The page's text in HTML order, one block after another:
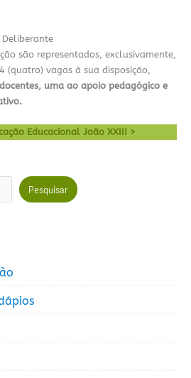
Deliberante
são representados, exclusivamente,
(quatro) vagas à sua disposição,
uma ao apoio pedagógico e
Educacional João XXIII >
Pesquisar